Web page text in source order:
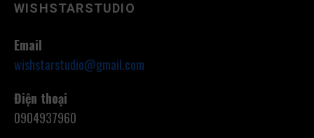
WISHSTARSTUDIO
Email
wishstarstudio@gmail.com
Điện thoại
0904937960